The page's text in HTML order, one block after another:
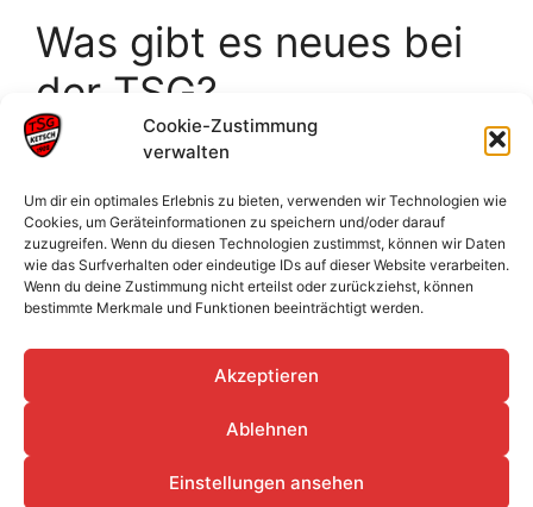
Cookie-Zustimmung
verwalten
Um dir ein optimales Erlebnis zu bieten, verwenden wir Technologien wie
Cookies, um Geräteinformationen zu speichern und/oder darauf
zuzugreifen. Wenn du diesen Technologien zustimmst, können wir Daten
wie das Surfverhalten oder eindeutige IDs auf dieser Website verarbeiten.
Wenn du deine Zustimmung nicht erteilst oder zurückziehst, können
bestimmte Merkmale und Funktionen beeinträchtigt werden.
Akzeptieren
Ablehnen
Einstellungen ansehen
Was gibt es neues bei
der TSG?
Frankeneinzelmeisterschaften Neckarsulm
Badische Meisterschaften U18
Männliche Jugend sammelt wertvolle
Erfahrungen im Sand
Jahreshauptversammlung 2026
Abendsportfest auf dem Mittelberg-Bühlertal